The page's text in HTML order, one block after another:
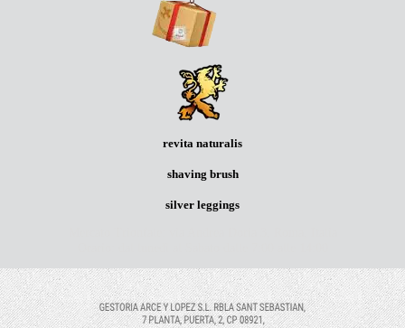
revita naturalis
shaving brush
silver leggings